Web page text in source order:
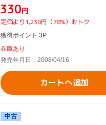
¥330円
定価より1,230円（78%）おトク
獲得ポイント 3P
在庫あり
発売年月日：2008/04/16
カートへ追加
中古